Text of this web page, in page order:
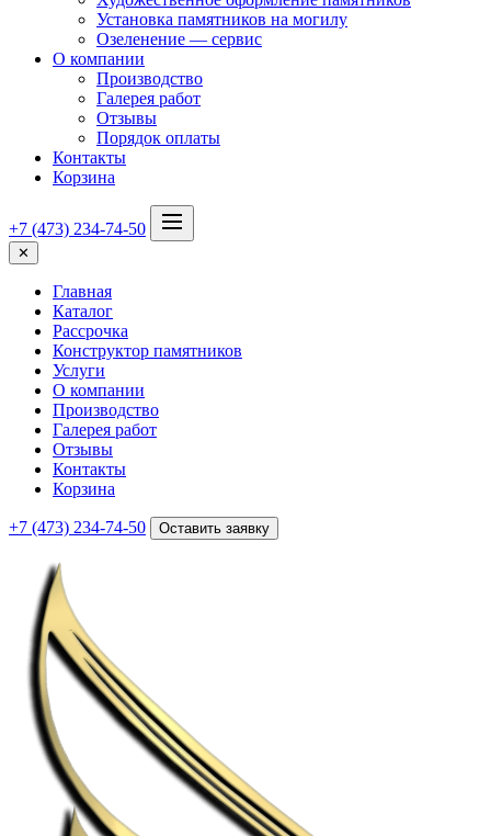
Установка памятников на могилу
Озеленение — сервис
О компании
Производство
Галерея работ
Отзывы
Порядок оплаты
Контакты
Корзина
+7 (473) 234-74-50
✕
Главная
Каталог
Рассрочка
Конструктор памятников
Услуги
О компании
Производство
Галерея работ
Отзывы
Контакты
Корзина
+7 (473) 234-74-50 Оставить заявку